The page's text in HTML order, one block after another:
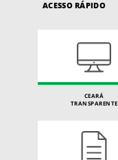
ACESSO RÁPIDO
CEARÁ
TRANSPARENTE